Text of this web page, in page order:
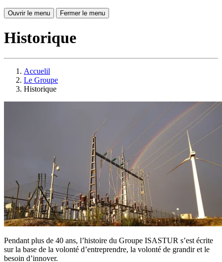
Ouvrir le menu Fermer le menu
Historique
Accuelil
Le Groupe
Historique
Pendant plus de 40 ans, l’histoire du Groupe ISASTUR s’est écrite
sur la base de la volonté d’entreprendre, la volonté de grandir et le
besoin d’innover.